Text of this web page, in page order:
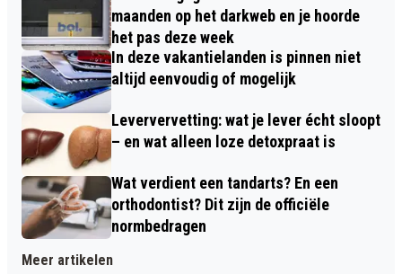
maanden op het darkweb en je hoorde
het pas deze week
In deze vakantielanden is pinnen niet
altijd eenvoudig of mogelijk
Leververvetting: wat je lever écht sloopt
– en wat alleen loze detoxpraat is
Wat verdient een tandarts? En een
orthodontist? Dit zijn de officiële
normbedragen
Meer artikelen